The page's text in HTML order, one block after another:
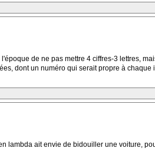
de ne pas mettre 4 ciffres-3 lettres,
dont un numéro qui serait propre à
lambda ait envie de bidouiller une voiture,